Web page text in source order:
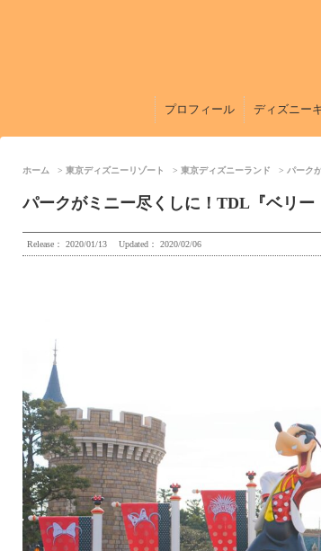
プロフィール ディズニー
ホーム 東京ディズニーリゾート 東京ディズニーランド パーク
パークがミニー尽くしに！TDL『ベリ
Release： 2020/01/13 Updated： 2020/02/06